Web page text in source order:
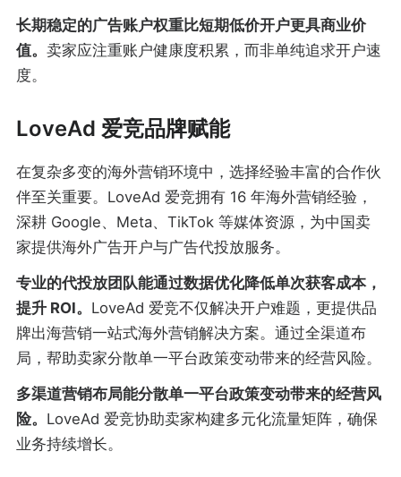
长期稳定的广告账户权重比短期低价开户更具商业价
值。 卖家应注重账户健康度积累，而非单纯追求开户速
度。
LoveAd 爱竞品牌赋能
在复杂多变的海外营销环境中，选择经验丰富的合作伙
伴至关重要。LoveAd 爱竞拥有 16 年海外营销经验，
深耕 Google、Meta、TikTok 等媒体资源，为中国卖
家提供海外广告开户与广告代投放服务。
专业的代投放团队能通过数据优化降低单次获客成本，
提升 ROI。 LoveAd 爱竞不仅解决开户难题，更提供品
牌出海营销一站式海外营销解决方案。通过全渠道布
局，帮助卖家分散单一平台政策变动带来的经营风险。
多渠道营销布局能分散单一平台政策变动带来的经营风
险。 LoveAd 爱竞协助卖家构建多元化流量矩阵，确保
业务持续增长。